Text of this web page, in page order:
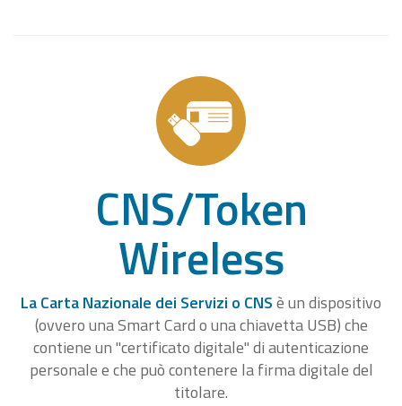
CNS/Token
Wireless
La Carta Nazionale dei Servizi o CNSè un dispositivo
(ovvero una Smart Card o una chiavetta USB) che
contiene un "certificato digitale" di autenticazione
personale e che può contenere la firma digitale del
titolare.